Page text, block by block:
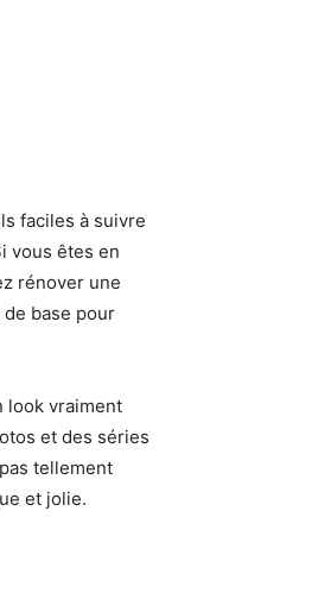
faciles à suivre
vous êtes en
rénover une
base pour
look vraiment
et des séries
tellement
et jolie.